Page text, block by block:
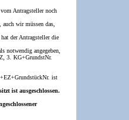
Antragsteller noch
auch wir müssen das,
der Antragsteller die
notwendig angegeben,
3. KG+GrundstNr.
ist
ist ausgeschlossen.